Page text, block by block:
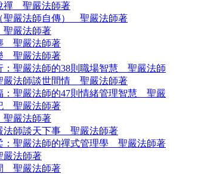
禪 聖嚴法師著
聖嚴法師自傳） 聖嚴法師著
嚴法師著
聖嚴法師著
聖嚴法師著
：聖嚴法師的38則職場智慧 聖嚴法師
嚴法師談世間情 聖嚴法師著
：聖嚴法師的47則情緒管理智慧 聖嚴
聖嚴法師著
嚴法師著
法師談天下事 聖嚴法師著
：聖嚴法師的禪式管理學 聖嚴法師著
法師著
聖嚴法師著